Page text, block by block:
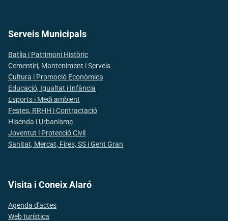
Serveis Municipals
Batlia i Patrimoni Històric
Cementiri, Manteniment i Serveis
Cultura i Promoció Econòmica
Educació, Igualtat i Infància
Esports i Medi ambient
Festes, RRHH i Contractació
Hisenda i Urbanisme
Joventut i Protecció Civil
Sanitat, Mercat, Fires, SS i Gent Gran
Visita i Coneix Alaró
Agenda d'actes
Web turística